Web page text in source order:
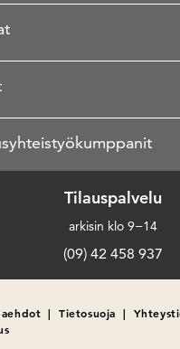
Tilauspalvelu
arkisin klo 9−14
(09) 42 458 937
| Tietosuoja |